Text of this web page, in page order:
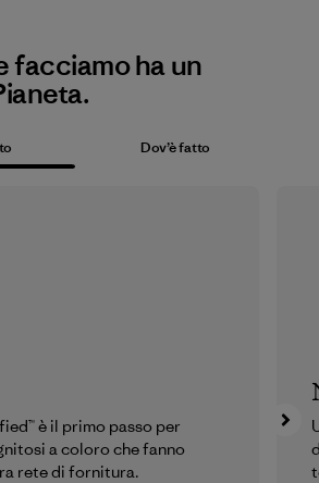
facciamo ha un
Dov’è fatto
è il primo passo per
a coloro che fanno
rete di fornitura.